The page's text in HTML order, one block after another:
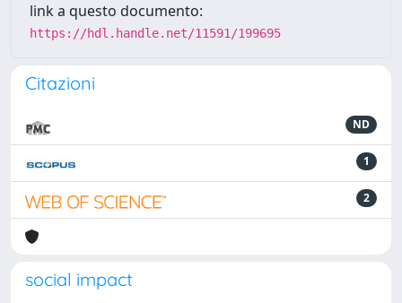
link a questo documento:
https://hdl.handle.net/11591/199695
Citazioni
ND
1
2
social impact